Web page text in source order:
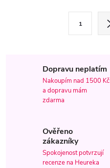
1
Dopravu neplatím
Nakoupím nad 1500 Kč
a dopravu mám
zdarma
Ověřeno
zákazníky
Spokojenost potvrzují
recenze na Heureka